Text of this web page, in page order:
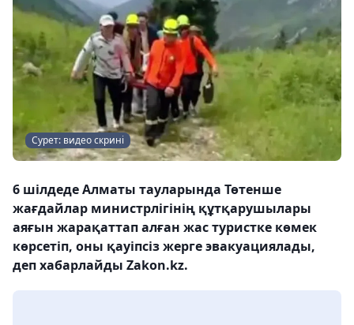
Сурет: видео скрині
6 шілдеде Алматы тауларында Төтенше
жағдайлар министрлігінің құтқарушылары
аяғын жарақаттап алған жас туристке көмек
көрсетіп, оны қауіпсіз жерге эвакуациялады,
деп хабарлайды Zakon.kz.